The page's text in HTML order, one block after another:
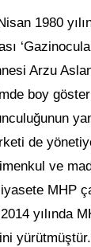
1980
Arzu
boy
de
ve
MHP
yılında